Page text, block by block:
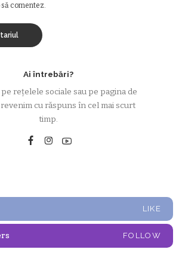
comentez.
Ai întrebări?
rețelele sociale sau pe pagina de
cu răspuns în cel mai scurt
timp.
LIKE
FOLLOW